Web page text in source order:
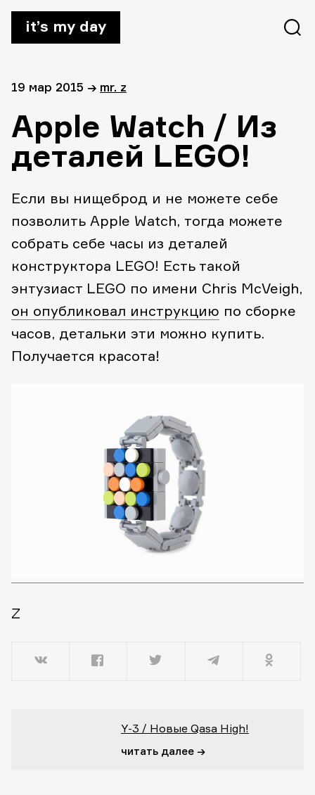
it’s my day
19 мар 2015 → mr. z
Apple Watch / Из
деталей LEGO!
Если вы нищеброд и не можете себе
позволить Apple Watch, тогда можете
собрать себе часы из деталей
конструктора LEGO! Есть такой
энтузиаст LEGO по имени Chris McVeigh,
он опубликовал инструкцию по сборке
часов, детальки эти можно купить.
Получается красота!
Z
Y-3 / Новые Qasa High!
читать далее →